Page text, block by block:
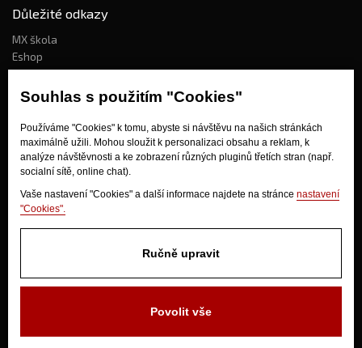
Souhlas s použitím "Cookies"
Používáme "Cookies" k tomu, abyste si návštěvu na našich stránkách
maximálně užili. Mohou sloužit k personalizaci obsahu a reklam, k
analýze návštěvnosti a ke zobrazení různých pluginů třetích stran (např.
socialní sítě, online chat).
Vaše nastavení "Cookies" a další informace najdete na stránce nastavení
"Cookies".
Ručně upravit
Povolit vše
Důležité odkazy
MX škola
Eshop
Kdo jsme?
Jak nakupovat?
Obchodní podmínky
Doprava
Odstoupení od kupní smlouvy
280 02 Kolín